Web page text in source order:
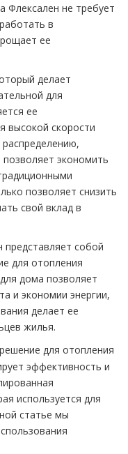
Флексален не требует
в
ее
делает
для
ее
высокой скорости
экономить
позволяет снизить
свой вклад в
представляет собой
для отопления
дома позволяет
и экономии энергии,
делает ее
жилья.
для отопления
эффективность и
используется для
статье мы